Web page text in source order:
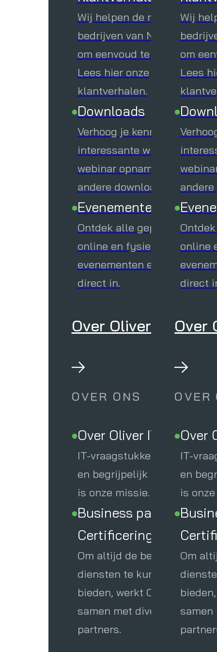
Wij helpen de mooiste
bedrijven van Nederland
om eenvoud te omarmen.
Lees hier onze
klantverhalen.
Downloads
Verhoog je kennis met
interessante whitepapers,
webinar opnames en
andere downloads.
Evenementen
Ontdek alle geplande
online en fysieke Oliver IT
evenementen en schrijf je
direct in.
Over Oliver IT
OVER ONS
Over Oliver IT
IT-vraagstukken eenvoudig
en begrijpelijk maken, dat
is onze missie.
Business partners &
Certificeringen
Om altijd de beste
diensten te kunnen
bieden, werkt Oliver IT
samen met diverse
partners.
Wij
om
Lees
online
direct
Over
OVER
Over
IT-
en
is
Om
samen
andere
Ontdek
fysieke
schrijf
Over
OVER
Over
IT-
missie.
kunnen